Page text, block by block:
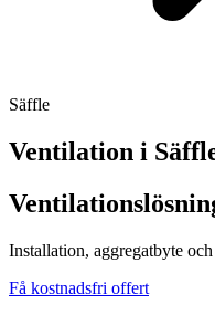
Säffle
Ventilation i
Installation, aggregatbyte
Få kostnadsfri offert